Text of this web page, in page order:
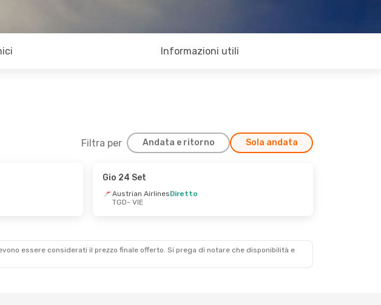
Informazioni utili
Filtra per Andata e ritorno Sola andata
Gio 24 Set
Austrian AirlinesDiretto
TGD- VIE
essere considerati il ​​prezzo finale offerto. Si prega di notare che disponibilità e